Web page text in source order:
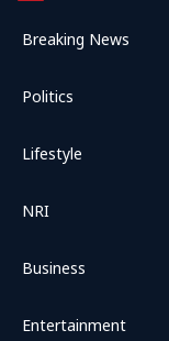
Breaking News
Politics
Lifestyle
NRI
Business
Entertainment